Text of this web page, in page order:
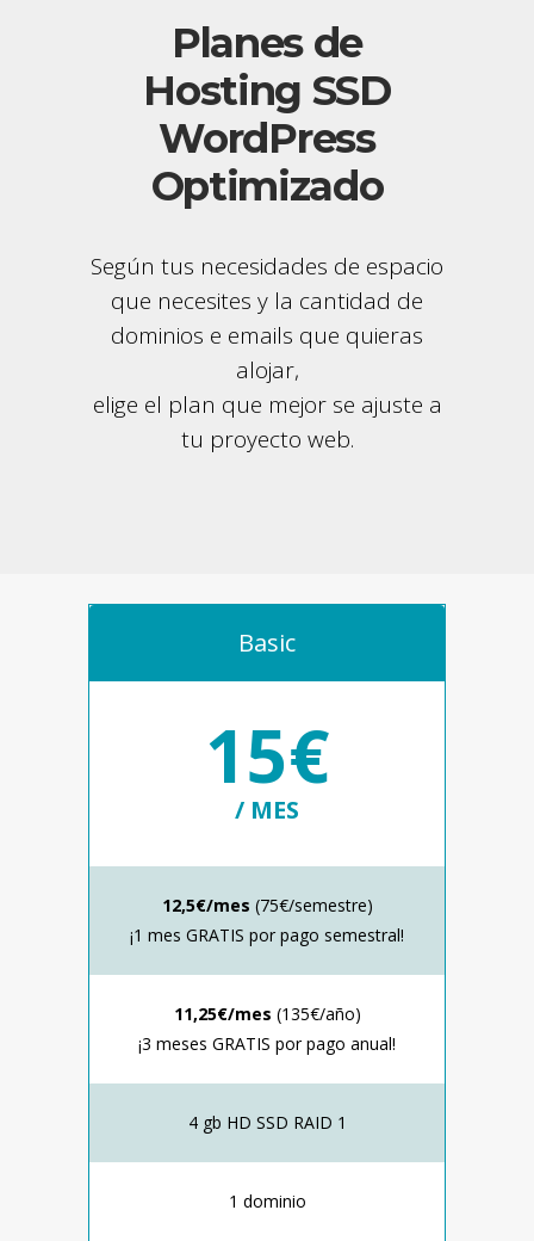
Planes de
Hosting SSD
WordPress
Optimizado
Según tus necesidades de espacio
que necesites y la cantidad de
dominios e emails que quieras
alojar,
elige el plan que mejor se ajuste a
tu proyecto web.
Basic
15€
/ MES
12,5€/mes (75€/semestre)
¡1 mes GRATIS por pago semestral!
11,25€/mes (135€/año)
¡3 meses GRATIS por pago anual!
4 gb HD SSD RAID 1
1 dominio